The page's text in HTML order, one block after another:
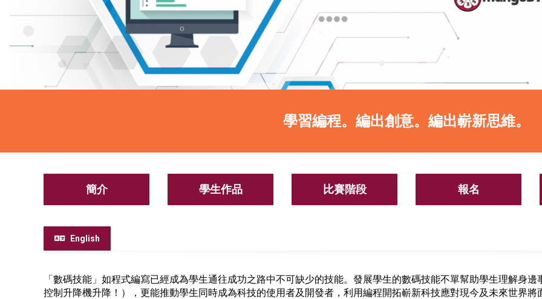
學習編程。編出創意。編出嶄新思維。
簡介 學生作品 比賽階段 報名
English
「數碼技能」如程式編寫已經成為學生通往成功之路中不可缺少的技能。發展學生的數碼技能不單幫助學生理解身
控制升降機升降！），更能推動學生同時成為科技的使用者及開發者，利用編程開拓嶄新科技應對現今及未來世界將